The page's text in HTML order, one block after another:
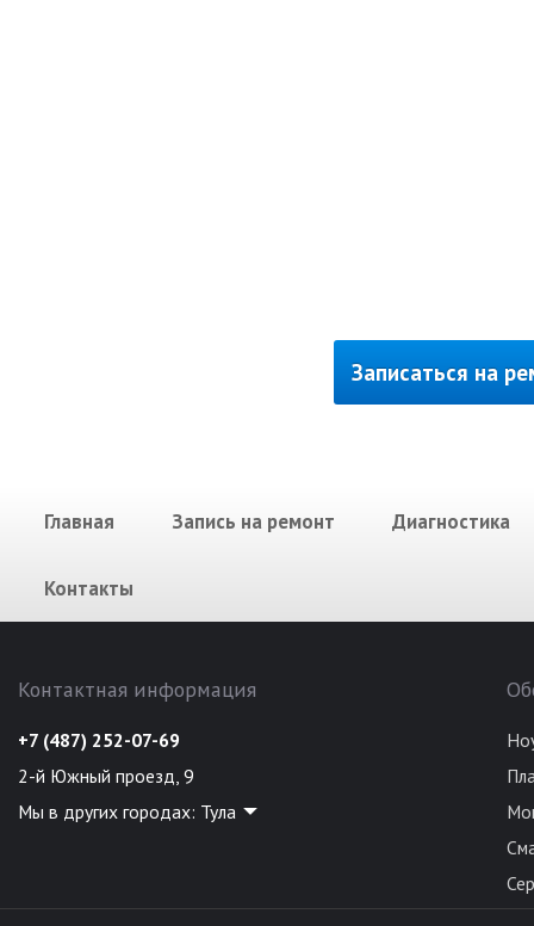
Записаться на
Главная Запись на ремонт Диагностика
Контакты
Контактная информация
+7 (487) 252-07-69
2-й Южный проезд, 9
Мы в других городах: Тула